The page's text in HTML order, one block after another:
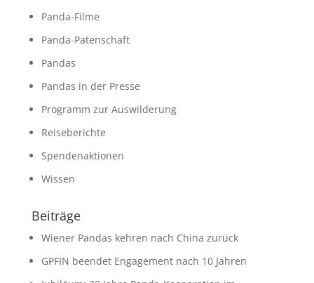
Panda-Filme
Panda-Patenschaft
Pandas
Pandas in der Presse
Programm zur Auswilderung
Reiseberichte
Spendenaktionen
Wissen
Beiträge
Wiener Pandas kehren nach China zurück
GPFIN beendet Engagement nach 10 Jahren